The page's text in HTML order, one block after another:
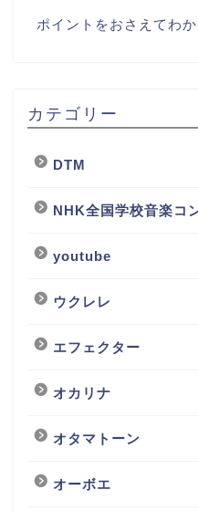
ポイントをおさえてわ
カテゴリー
DTM
NHK全国学校音楽コ
youtube
ウクレレ
エフェクター
オカリナ
オタマトーン
オーボエ